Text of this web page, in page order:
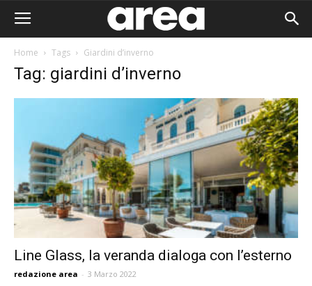
Home Tags Giardini d’inverno
Tag: giardini d’inverno
Line Glass, la veranda dialoga con l’esterno
redazione area - 3 Marzo 2022